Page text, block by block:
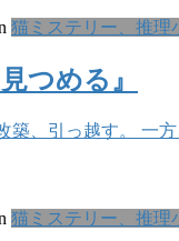
猫ミステリー、推理
つめる』
、引っ越す。 一
猫ミステリー、推理